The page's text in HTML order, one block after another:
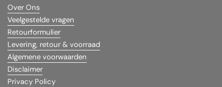
Over Ons
Veelgestelde vragen
Retourformulier
Levering, retour & voorraad
Algemene voorwaarden
Disclaimer
Privacy Policy